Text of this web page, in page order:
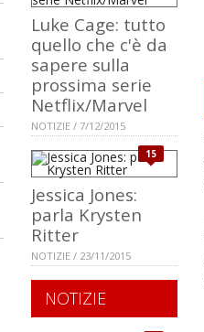
Luke Cage: tutto
quello che c'è da
sapere sulla
prossima serie
Netflix/Marvel
NOTIZIE / 7/12/2015
15
Jessica Jones:
parla Krysten
Ritter
NOTIZIE / 23/11/2015
NOTIZIE